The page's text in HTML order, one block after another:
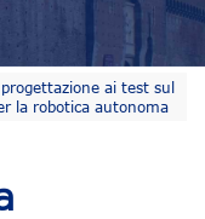
ai test sul
la robotica autonoma